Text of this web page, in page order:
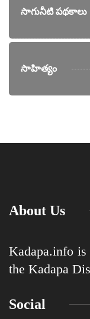
సాగునీటి పథకాలు
సాహిత్యం
About Us
Kadapa.info
the Kadapa
Social